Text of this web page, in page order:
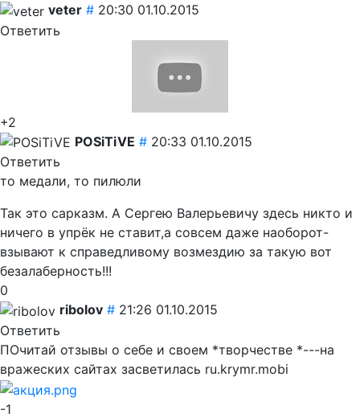
veter # 20:30 01.10.2015
Ответить
+2
POSiTiVE # 20:33 01.10.2015
Ответить
то медали, то пилюли
Так это сарказм. А Сергею Валерьевичу здесь никто и
ничего в упрёк не ставит,а совсем даже наоборот-
взывают к справедливому возмездию за такую вот
безалаберность!!!
0
ribolov # 21:26 01.10.2015
Ответить
ПОчитай отзывы о себе и своем *творчестве *---на
вражеских сайтах засветилась ru.krymr.mobi
-1